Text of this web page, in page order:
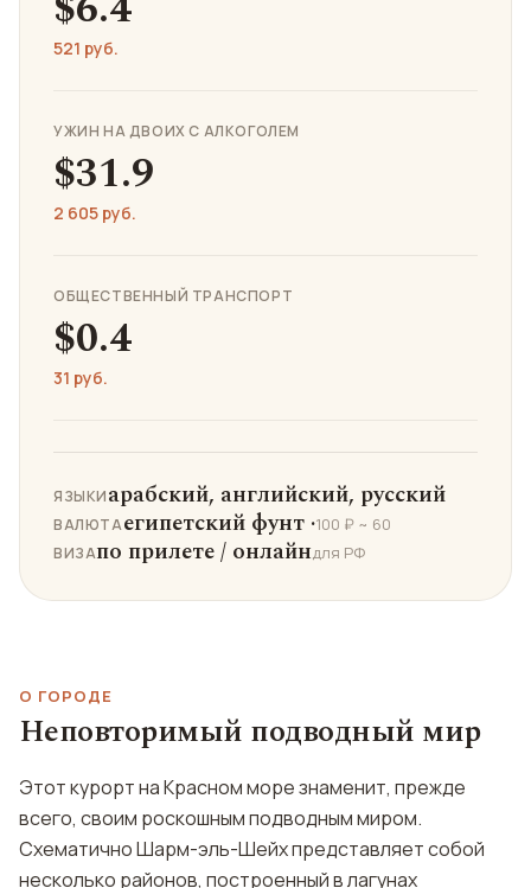
521 руб.
УЖИН НА ДВОИХ С АЛКОГОЛЕМ
$31.9
2 605 руб.
ОБЩЕСТВЕННЫЙ ТРАНСПОРТ
$0.4
31 руб.
ЯЗЫКИарабский, английский, русский
ВАЛЮТАегипетский фунт ·100 ₽ ~ 60
ВИЗАпо прилете / онлайндля РФ
О ГОРОДЕ
Неповторимый подводный мир
Этот курорт на Красном море знаменит, прежде
всего, своим роскошным подводным миром.
Схематично Шарм-эль-Шейх представляет собой
несколько районов, построенный в лагунах